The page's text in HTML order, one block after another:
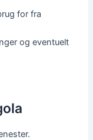
for fra
og eventuelt